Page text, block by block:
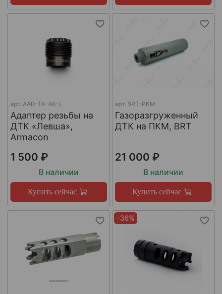
арт. AAD-TA-AK-L
Адаптер резьбы на
ДТК «Левша»,
Armacon
1 500 ₽
В наличии
Купить сейчас
арт. BRT-PKM
Газоразгруженный
ДТК на ПКМ, BRT
21 000 ₽
В наличии
Купить сейчас
-36%